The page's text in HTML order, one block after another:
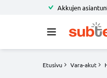
Akkujen
Etusivu Vara-akut